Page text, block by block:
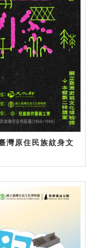
灣原住民族紋身文